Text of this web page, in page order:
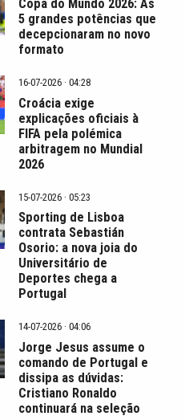
Copa do Mundo 2026: As
5 grandes potências que
decepcionaram no novo
formato
16-07-2026 · 04:28
Croácia exige
explicações oficiais à
FIFA pela polémica
arbitragem no Mundial
2026
15-07-2026 · 05:23
Sporting de Lisboa
contrata Sebastián
Osorio: a nova joia do
Universitário de
Deportes chega a
Portugal
14-07-2026 · 04:06
Jorge Jesus assume o
comando de Portugal e
dissipa as dúvidas:
Cristiano Ronaldo
continuará na seleção